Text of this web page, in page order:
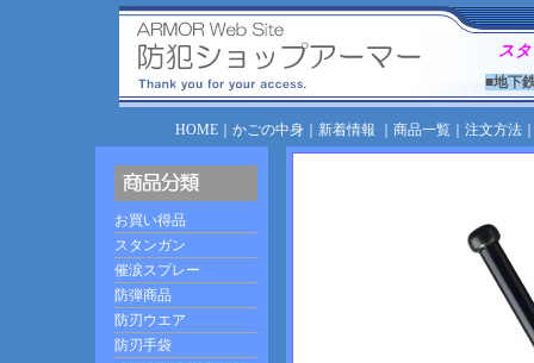
ス
■地下
HOME｜ かごの中身｜ 新着情報 商品一覧｜ 注文方法